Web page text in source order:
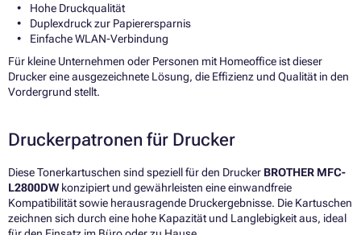
Hohe Druckqualität
Duplexdruck zur Papierersparnis
Einfache WLAN-Verbindung
Für kleine Unternehmen oder Personen mit Homeoffice ist dieser
Drucker eine ausgezeichnete Lösung, die Effizienz und Qualität in den
Vordergrund stellt.
Druckerpatronen für Drucker
Diese Tonerkartuschen sind speziell für den Drucker BROTHER MFC-
L2800DW konzipiert und gewährleisten eine einwandfreie
Kompatibilität sowie herausragende Druckergebnisse. Die Kartuschen
zeichnen sich durch eine hohe Kapazität und Langlebigkeit aus, ideal